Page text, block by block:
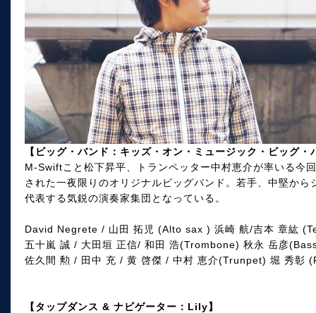
【ビッグ・バンド：キッズ・オン・ミュージック・ビッ
M-Swiftこと松下昇平、トランペッター中村恵介が率いる今
された一夜限りのオリジナルビッグバンド。若手、中堅か
代表する気鋭の演奏家集団となっている。
David Negrete / 山田 拓児 (Alto sax ) 浜崎 航/吉本 章紘
五十嵐 誠 / 大田垣 正信/ 和田 浩(Trombone) 秋永 岳彦
佐久間 勲 / 田中 充 / 黄 啓傑 / 中村 恵介(Trunpet) 堀 秀彰
【タップダンス & ナビゲーター：Lily】